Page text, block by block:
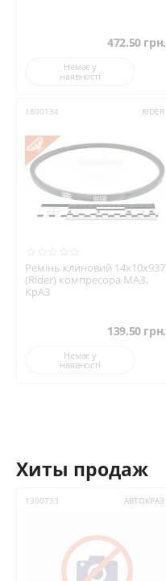
472.50 грн.
Немає у
наявності
1800134 RIDER
Ремінь клиновий 14х10х937
(Rider) компресора МАЗ,
КрАЗ
139.50 грн.
Немає у
наявності
Хиты продаж
1300733 АВТОКРАЗ